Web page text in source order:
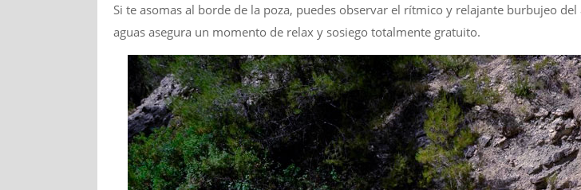
Si te asomas al borde de la poza, puedes observar el rítmico y relajante burbujeo
aguas asegura un momento de relax y sosiego totalmente gratuito.